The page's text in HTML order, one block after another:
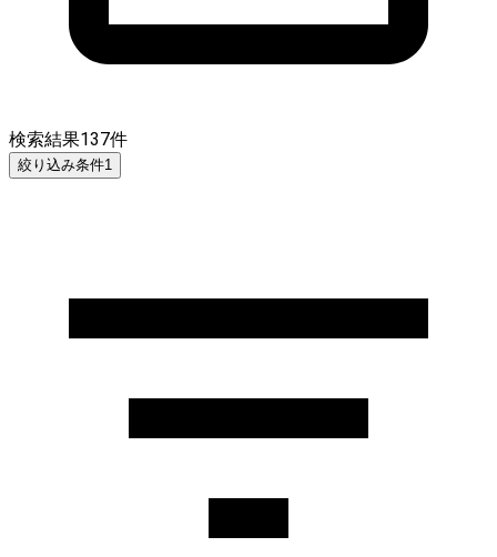
検索結果137件
絞り込み条件1